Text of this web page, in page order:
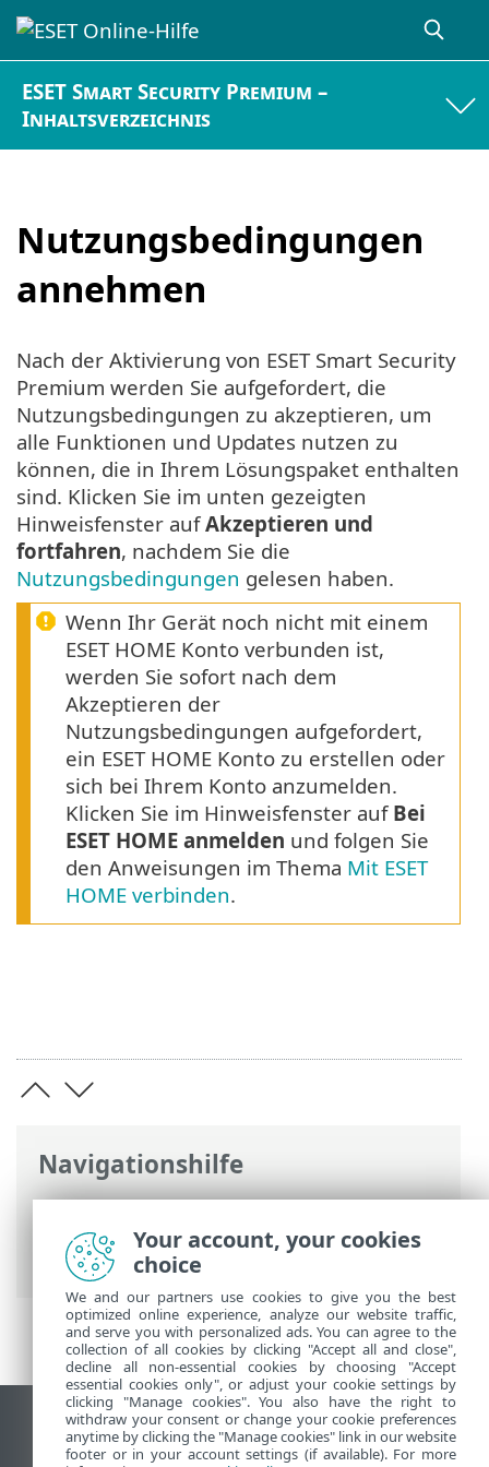
ESET Smart Security Premium –
Inhaltsverzeichnis
Nutzungsbedingungen
annehmen
Navigationshilfe
ESET Online-Hilfe>ESET Smart Security
Premium
>Produktaktivierung >
Nutzungsbedingungen annehmen
Nach der Aktivierung von ESET Smart Security
Premium werden Sie aufgefordert, die
Nutzungsbedingungen zu akzeptieren, um
alle Funktionen und Updates nutzen zu
können, die in Ihrem Lösungspaket enthalten
sind. Klicken Sie im unten gezeigten
Hinweisfenster aufAkzeptieren und
fortfahren, nachdem Sie die
Nutzungsbedingungen gelesen haben.
Wenn Ihr Gerät noch nicht mit einem
ESET HOME Konto verbunden ist,
werden Sie sofort nach dem
Akzeptieren der
Nutzungsbedingungen aufgefordert,
ein ESET HOME Konto zu erstellen oder
sich bei Ihrem Konto anzumelden.
Klicken Sie im Hinweisfenster auf Bei
ESET HOME anmelden und folgen Sie
den Anweisungen im Thema Mit ESET
HOME verbinden.
Desktop-Site anzeigen
End of Life
Your account, your cookies
choice
We and our partners use cookies to give you the best
optimized online experience, analyze our website traffic,
and serve you with personalized ads. You can agree to the
collection of all cookies by clicking "Accept all and close",
decline all non-essential cookies by choosing "Accept
essential cookies only", or adjust your cookie settings by
clicking "Manage cookies". You also have the right to
withdraw your consent or change your cookie preferences
anytime by clicking the "Manage cookies" link in our website
footer or in your account settings (if available). For more